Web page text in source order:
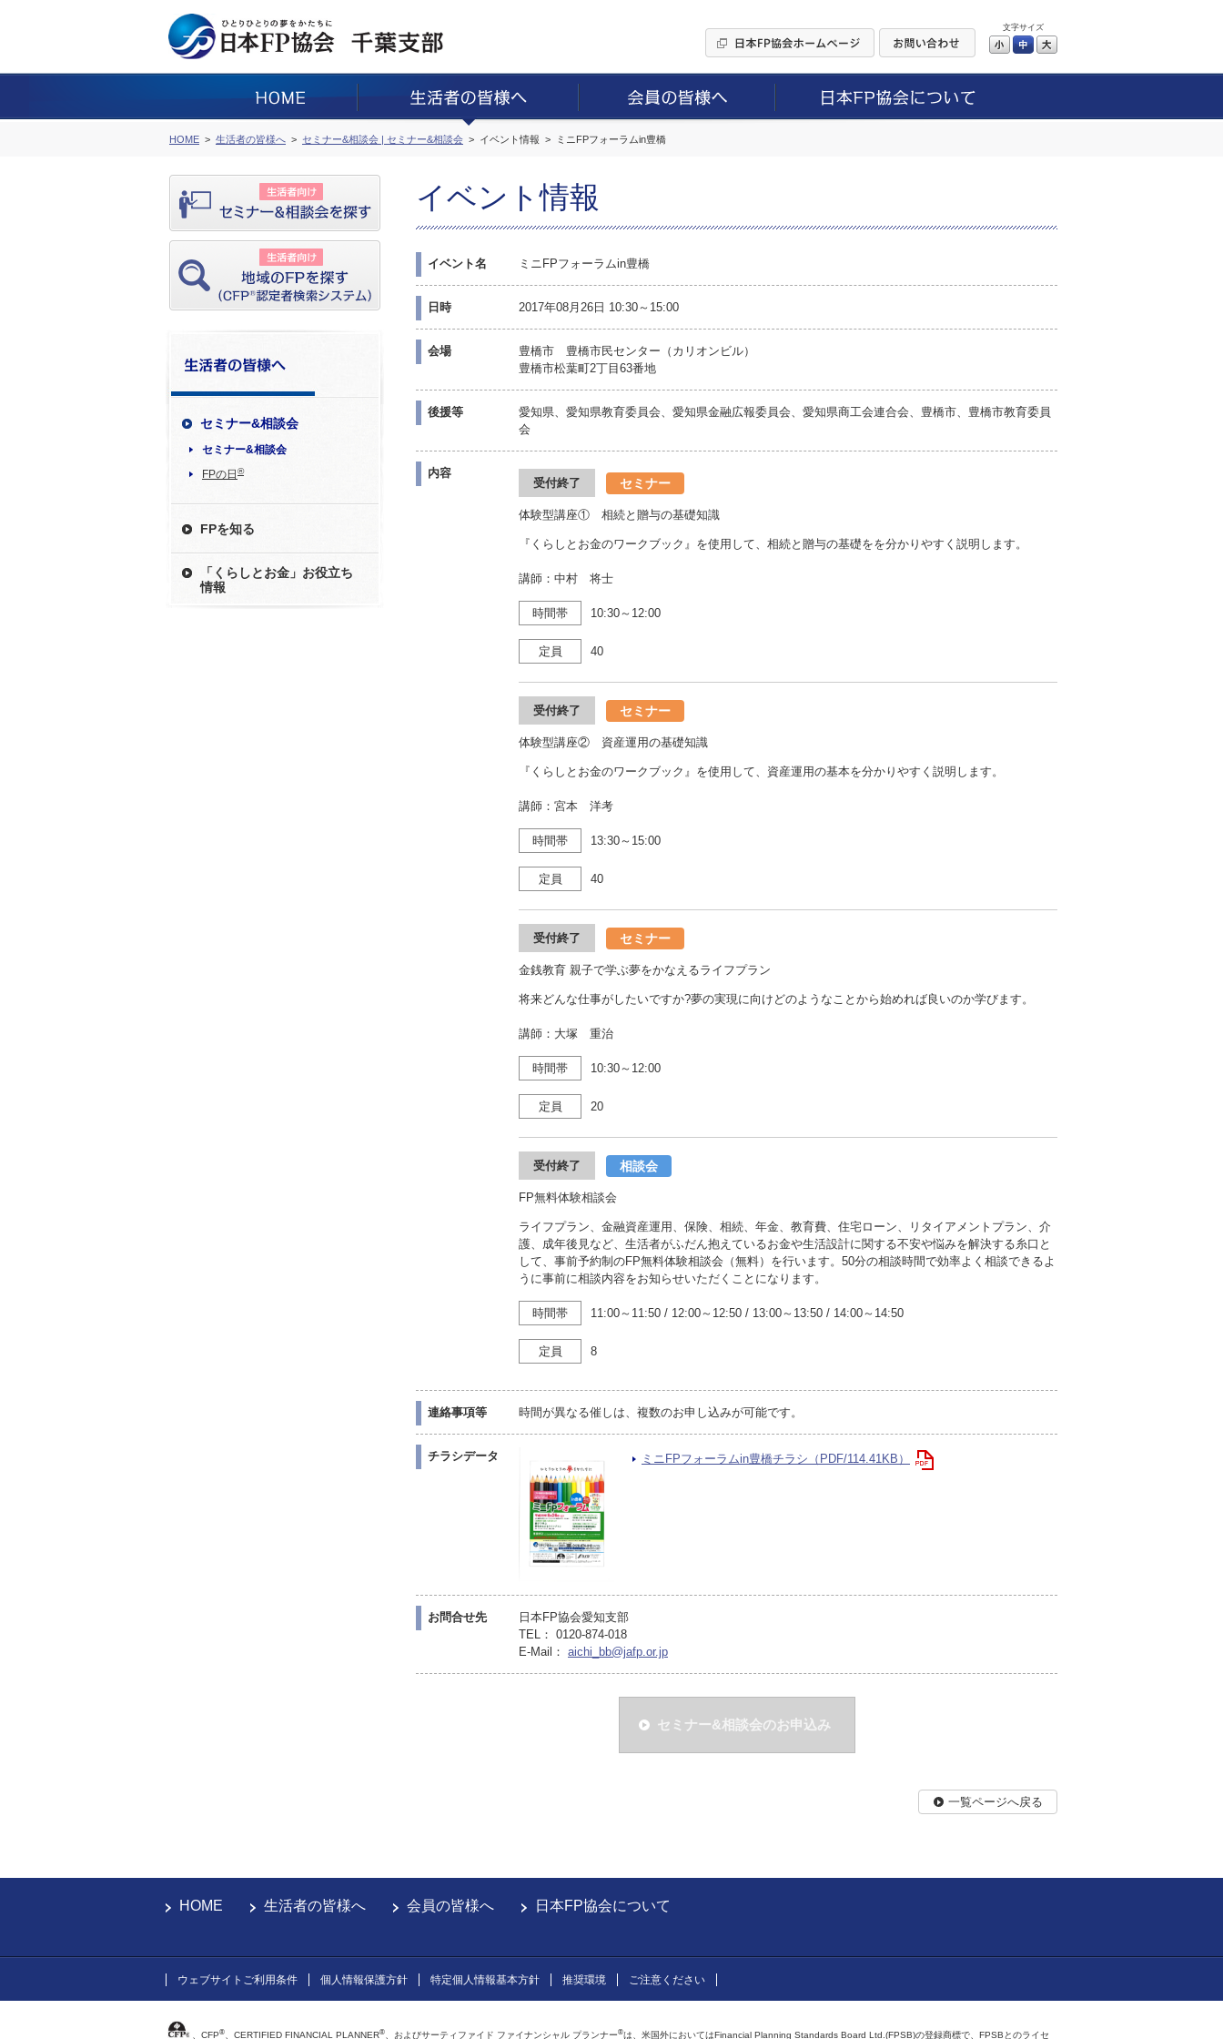
文字サイズ
小 中
HOME 生活者の皆様へ セミナー&相談会 | セミナー&相談会 イベント情報 ミニFPフォーラムin豊橋
セミナー&相談会
セミナー&相談会
FPの日 ®
FPを知る
「くらしとお金」お役立ち
情報
イベント情報
イベント名 ミニFPフォーラムin豊橋
日時 2017年08月26日 10:30～15:00
会場
豊橋市 豊橋市民センター（カリオンビル）
豊橋市松葉町2丁目63番地
後援等
愛知県、愛知県教育委員会、愛知県金融広報委員会、愛知県商工会連合会、豊橋市、豊橋市教育委員
会
内容
受付終了 セミナー
体験型講座① 相続と贈与の基礎知識
『くらしとお金のワークブック』を使用して、相続と贈与の基礎をを分かりやすく説明します。
講師：中村 将士
時間帯 10:30～12:00
定員 40
受付終了 セミナー
体験型講座② 資産運用の基礎知識
『くらしとお金のワークブック』を使用して、資産運用の基本を分かりやすく説明します。
講師：宮本 洋考
時間帯 13:30～15:00
定員 40
受付終了 セミナー
金銭教育 親子で学ぶ夢をかなえるライフプラン
将来どんな仕事がしたいですか?夢の実現に向けどのようなことから始めれば良いのか学びます。
講師：大塚 重治
時間帯 10:30～12:00
定員 20
受付終了 相談会
FP無料体験相談会
ライフプラン、金融資産運用、保険、相続、年金、教育費、住宅ローン、リタイアメントプラン、介
護、成年後見など、生活者がふだん抱えているお金や生活設計に関する不安や悩みを解決する糸口と
して、事前予約制のFP無料体験相談会（無料）を行います。50分の相談時間で効率よく相談できるよ
うに事前に相談内容をお知らせいただくことになります。
時間帯 11:00～11:50 / 12:00～12:50 / 13:00～13:50 / 14:00～14:50
定員 8
連絡事項等 時間が異なる催しは、複数のお申し込みが可能です。
チラシデータ ミニFPフォーラムin豊橋チラシ（PDF/114.41KB）
お問合せ先
日本FP協会愛知支部
TEL： 0120-874-018
E-Mail： aichi_bb@jafp.or.jp
セミナー&相談会のお申込み
一覧ページへ戻る
HOME 生活者の皆様へ 会員の皆様へ 日本FP協会について
ウェブサイトご利用条件 個人情報保護方針 特定個人情報基本方針 推奨環境 ご注意ください
、CFP®、CERTIFIED FINANCIAL PLANNER®、およびサーティファイド ファイナンシャル プランナー®は、米国外においてはFinancial Planning Standards Board Ltd.(FPSB)の登録商標で、FPSBとのライセ